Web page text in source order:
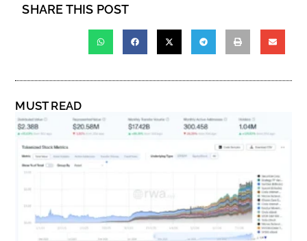
SHARE THIS POST
MUST READ